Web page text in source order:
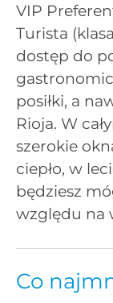
VIP
Turista
dostęp do
posiłki, a
Rioja. W
szerokie
ciepło, w
będziesz
względu na
Co